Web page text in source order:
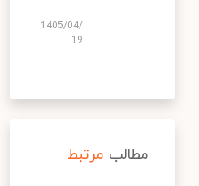
1405/04/
19
مطالب مرتبط